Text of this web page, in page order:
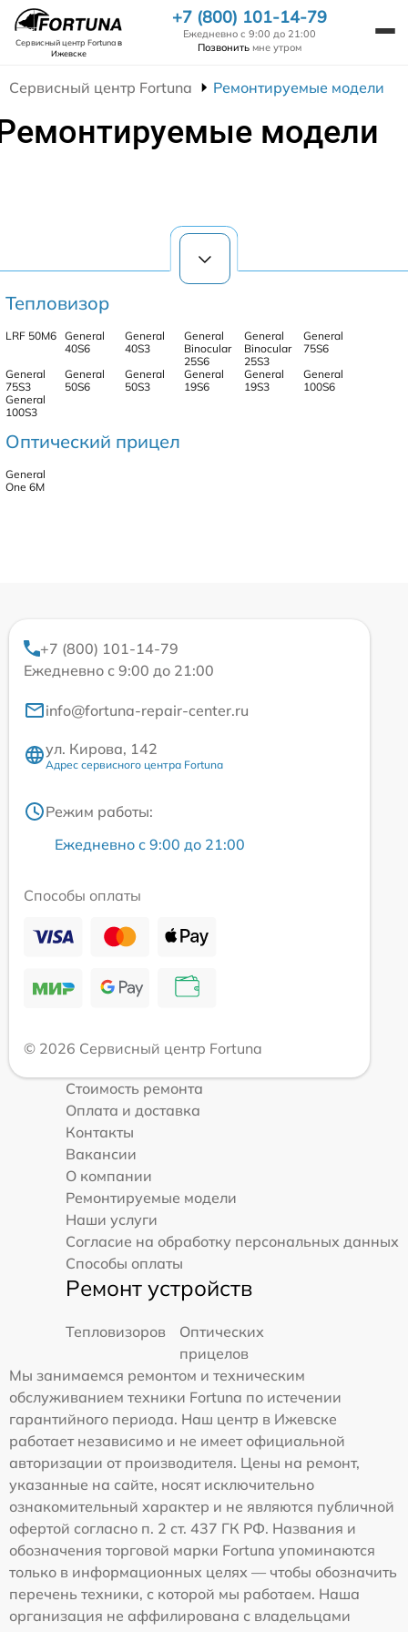
Сервисный центр Fortunaв
Ижевске
+7 (800) 101-14-79
Ежедневно с 9:00 до 21:00
Позвонить мне утром
Сервисный центр Fortuna Ремонтируемые модели
модели
Тепловизор
LRF 50M6
General
40S6
General
40S3
General
Binocular
25S6
General
Binocular
25S3
General
75S6
General
75S3
General
50S6
General
50S3
General
19S6
General
19S3
General
100S6
General
100S3
Оптический прицел
General
One 6M
+7 (800) 101-14-79
Ежедневно с 9:00 до 21:00
info@fortuna-repair-center.ru
ул. Кирова, 142
Адрес сервисного центра Fortuna
Режим работы:
Ежедневно с 9:00 до 21:00
Способы оплаты
© 2026 Сервисный центр Fortuna
Стоимость ремонта
Оплата и доставка
Контакты
Вакансии
О компании
Ремонтируемые модели
Наши услуги
Согласие на обработку персональных данных
Способы оплаты
Ремонт устройств
Тепловизоров
Оптических
прицелов
Мы занимаемся ремонтом и техническим
обслуживанием техники Fortuna по истечении
гарантийного периода. Наш центр в Ижевске
работает независимо и не имеет официальной
авторизации от производителя. Цены на ремонт,
указанные на сайте, носят исключительно
ознакомительный характер и не являются публичной
офертой согласно п. 2 ст. 437 ГК РФ. Названия и
обозначения торговой марки Fortuna упоминаются
только в информационных целях — чтобы обозначить
перечень техники, с которой мы работаем. Наша
организация не аффилирована с владельцами